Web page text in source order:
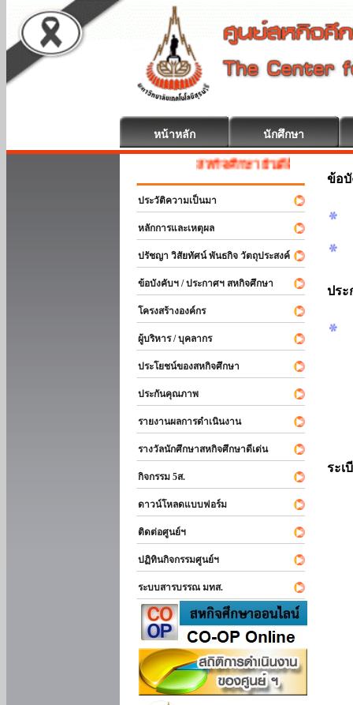
หน้าหลัก นักศึกษา
สหกิจศึกษา ยินดีต้อนรับ
ประวัติความเป็นมา
หลักการและเหตุผล
ปรัชญา วิสัยทัศน์ พันธกิจ วัตถุประสงค์
ข้อบังคับฯ / ประกาศฯ สหกิจศึกษา
โครงสร้างองค์กร
ผู้บริหาร / บุคลากร
ประโยชน์ของสหกิจศึกษา
ประกันคุณภาพ
รายงานผลการดำเนินงาน
รางวัลนักศึกษาสหกิจศึกษาดีเด่น
กิจกรรม 5ส.
ดาวน์โหลดแบบฟอร์ม
ติดต่อศูนย์ฯ
ปฏิทินกิจกรรมศูนย์ฯ
ระบบสารบรรณ มทส.
ข้อ
ประ
ระเ